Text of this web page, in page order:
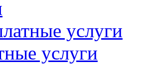
услуги
услуги